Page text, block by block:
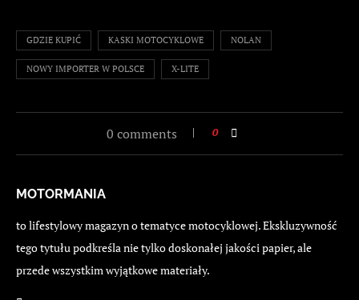
GDZIE KUPIĆ KASKI MOTOCYKLOWE NOLAN
NOWY IMPORTER W POLSCE X-LITE
0 comments 0
MOTORMANIA
to lifestylowy magazyn o tematyce motocyklowej. Ekskluzywność
tego tytułu podkreśla nie tylko doskonałej jakości papier, ale
przede wszystkim wyjątkowe materiały.